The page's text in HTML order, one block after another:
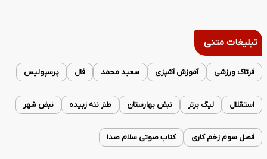
تبلیغات متنی
فرتاک ورزشی آموزش آشپزی سعید محمد فال پرسپولیس
استقلال لیگ برتر نبض بهارستان طنز ننه زبیده نبض شهر
فصل سوم زخم کاری کتاب صوتی سلام صدا